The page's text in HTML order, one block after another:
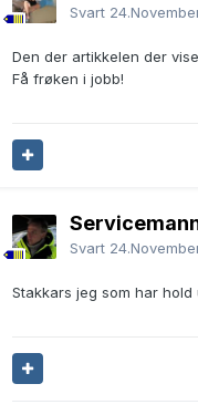
Svart
Den der artikkelen der
Få frøken i jobb!
Svart
Stakkars jeg som har